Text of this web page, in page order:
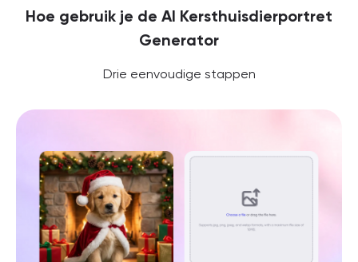
Hoe gebruik je de AI Kersthuisdierportret
Generator
Drie eenvoudige stappen